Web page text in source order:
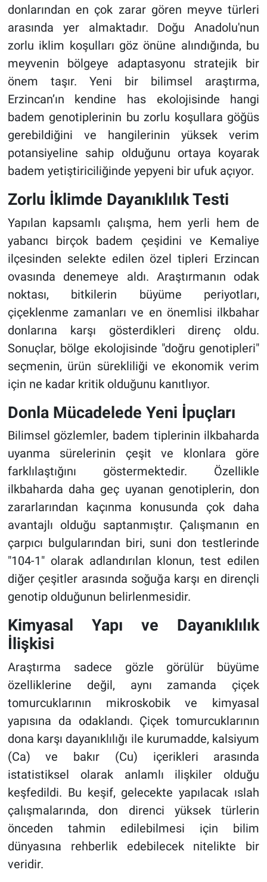
donlarından en çok zarar gören meyve türleri
arasında yer almaktadır. Doğu Anadolu'nun
zorlu iklim koşulları göz önüne alındığında, bu
meyvenin bölgeye adaptasyonu stratejik bir
önem taşır. Yeni bir bilimsel araştırma,
Erzincan’ın kendine has ekolojisinde hangi
badem genotiplerinin bu zorlu koşullara göğüs
gerebildiğini ve hangilerinin yüksek verim
potansiyeline sahip olduğunu ortaya koyarak
badem yetiştiriciliğinde yepyeni bir ufuk açıyor.
Zorlu İklimde Dayanıklılık Testi
Yapılan kapsamlı çalışma, hem yerli hem de
yabancı birçok badem çeşidini ve Kemaliye
ilçesinden selekte edilen özel tipleri Erzincan
ovasında denemeye aldı. Araştırmanın odak
noktası, bitkilerin büyüme periyotları,
çiçeklenme zamanları ve en önemlisi ilkbahar
donlarına karşı gösterdikleri direnç oldu.
Sonuçlar, bölge ekolojisinde "doğru genotipleri"
seçmenin, ürün sürekliliği ve ekonomik verim
için ne kadar kritik olduğunu kanıtlıyor.
Donla Mücadelede Yeni İpuçları
Bilimsel gözlemler, badem tiplerinin ilkbaharda
uyanma sürelerinin çeşit ve klonlara göre
farklılaştığını göstermektedir. Özellikle
ilkbaharda daha geç uyanan genotiplerin, don
zararlarından kaçınma konusunda çok daha
avantajlı olduğu saptanmıştır. Çalışmanın en
çarpıcı bulgularından biri, suni don testlerinde
"104-1" olarak adlandırılan klonun, test edilen
diğer çeşitler arasında soğuğa karşı en dirençli
genotip olduğunun belirlenmesidir.
Kimyasal Yapı ve Dayanıklılık
İlişkisi
Araştırma sadece gözle görülür büyüme
özelliklerine değil, aynı zamanda çiçek
tomurcuklarının mikroskobik ve kimyasal
yapısına da odaklandı. Çiçek tomurcuklarının
dona karşı dayanıklılığı ile kurumadde, kalsiyum
(Ca) ve bakır (Cu) içerikleri arasında
istatistiksel olarak anlamlı ilişkiler olduğu
keşfedildi. Bu keşif, gelecekte yapılacak ıslah
çalışmalarında, don direnci yüksek türlerin
önceden tahmin edilebilmesi için bilim
dünyasına rehberlik edebilecek nitelikte bir
veridir.